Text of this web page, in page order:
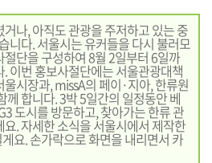
U
R
L
복
사
공
유
하
기
기
크
게
변
경
하
기
기
게
변
하
기
나, 아직도 관광을 주저하고 있는 중
니다. 서울시는 유커들을 다시 불러모
단을 구성하여 8월 2일부터 6일까
이번 홍보사절단에는 서울관광대책
시장과, missA의 페이·지아, 한류원
께 합니다. 3박 5일간의 일정동안 베
도시를 방문하고, 찾아가는 한류 관
. 자세한 소식을 서울시에서 제작한
요. 손가락으로 화면을 내리면서 카